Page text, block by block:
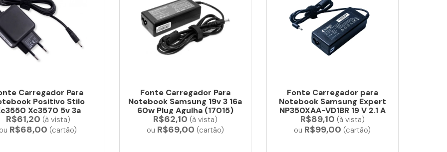
Carregador Para
Positivo Stilo
Xc3570 5v 3a
(17052)
R$61,20 (à vista)
ou R$68,00 (cartão)
Fonte Carregador Para
Notebook Samsung 19v 3 16a
60w Plug Agulha (17015)
R$62,10 (à vista)
ou R$69,00 (cartão)
Fonte Carregador para
Notebook Samsung Expert
NP350XAA-VD1BR 19 V 2.1 A
40 W
R$89,10 (à vista)
ou R$99,00 (cartão)